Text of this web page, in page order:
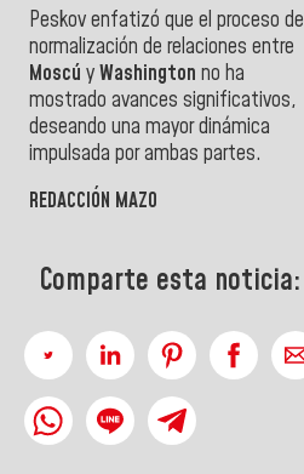
Peskov enfatizó que el proceso de
normalización de relaciones entre
Moscú yWashington no ha
mostrado avances significativos,
deseando una mayor dinámica
impulsada por ambas partes.
REDACCIÓN MAZO
Comparte esta noticia: